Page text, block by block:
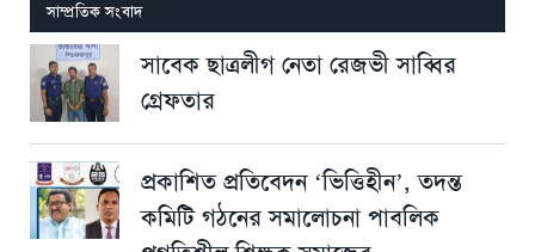
সাম্প্রতিক সংবাদ
সাবেক ছাত্রলীগ নেতা রেজভী সাব্বির
গ্রেফতার
প্রকাশিত প্রতিবেদন ‘ভিত্তিহীন’, তদন্ত
কমিটি গঠনের সমালোচনা পাবলিক